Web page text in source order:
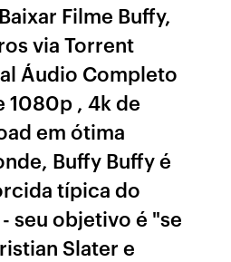
Filme Buffy,
via Torrent
Áudio Completo
1080p , 4k de
em ótima
Buffy Buffy é
típica do
seu objetivo é "se
Slater e